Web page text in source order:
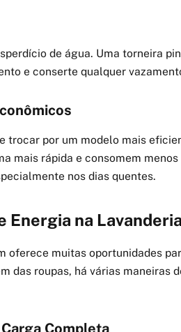
de água. Uma torneira
e conserte qualquer
trocar por um modelo mais
mais rápida e consomem
nos dias quentes.
Energia na Lavanderia
oferece muitas oportunidades
das roupas, há várias maneiras
Completa